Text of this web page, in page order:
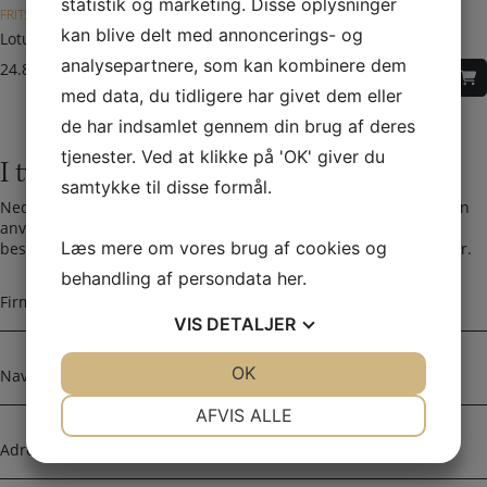
FRITSTÅENDE BRÆNDEOVN
Lotus Prio 6
24.849,00DKK
I tvivl? Kontakt os i dag
Nedenfor kan du kontakte os. Den følgende kontaktformular kan
anvendes til alle spørgsmål som du ikke har fået svar på her. Vi
bestræber os på at besvare alle henvendelser indenfor 24 timer.
i
r
a
n
v
n
a
v
d
r
kan blive delt med annoncerings- og
analysepartnere, som kan kombinere dem
med data, du tidligere har givet dem eller
de har indsamlet gennem din brug af deres
tjenester. Ved at klikke på 'OK' giver du
samtykke til disse formål.
Læs mere om vores brug af cookies og
behandling af persondata her.
VIS DETALJER
MARKETING STATISTIK
AFVIS ALLE
OK